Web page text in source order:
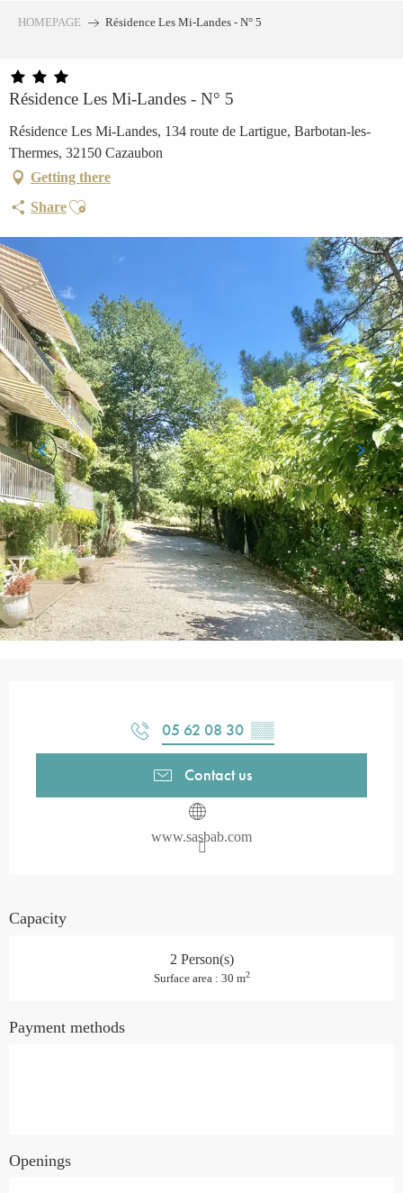
principal
HOMEPAGE Résidence Les Mi-Landes - N° 5
Résidence Les Mi-Landes - N° 5
Résidence Les Mi-Landes, 134 route de Lartigue, Barbotan-les-
Thermes, 32150 Cazaubon
Getting there
ShareAjouter aux favoris
05 62 08 30 ▒▒
Contact us
www.sasbab.com
Capacity
2 Person(s)
Surface area : 30 m2
Payment methods
Openings